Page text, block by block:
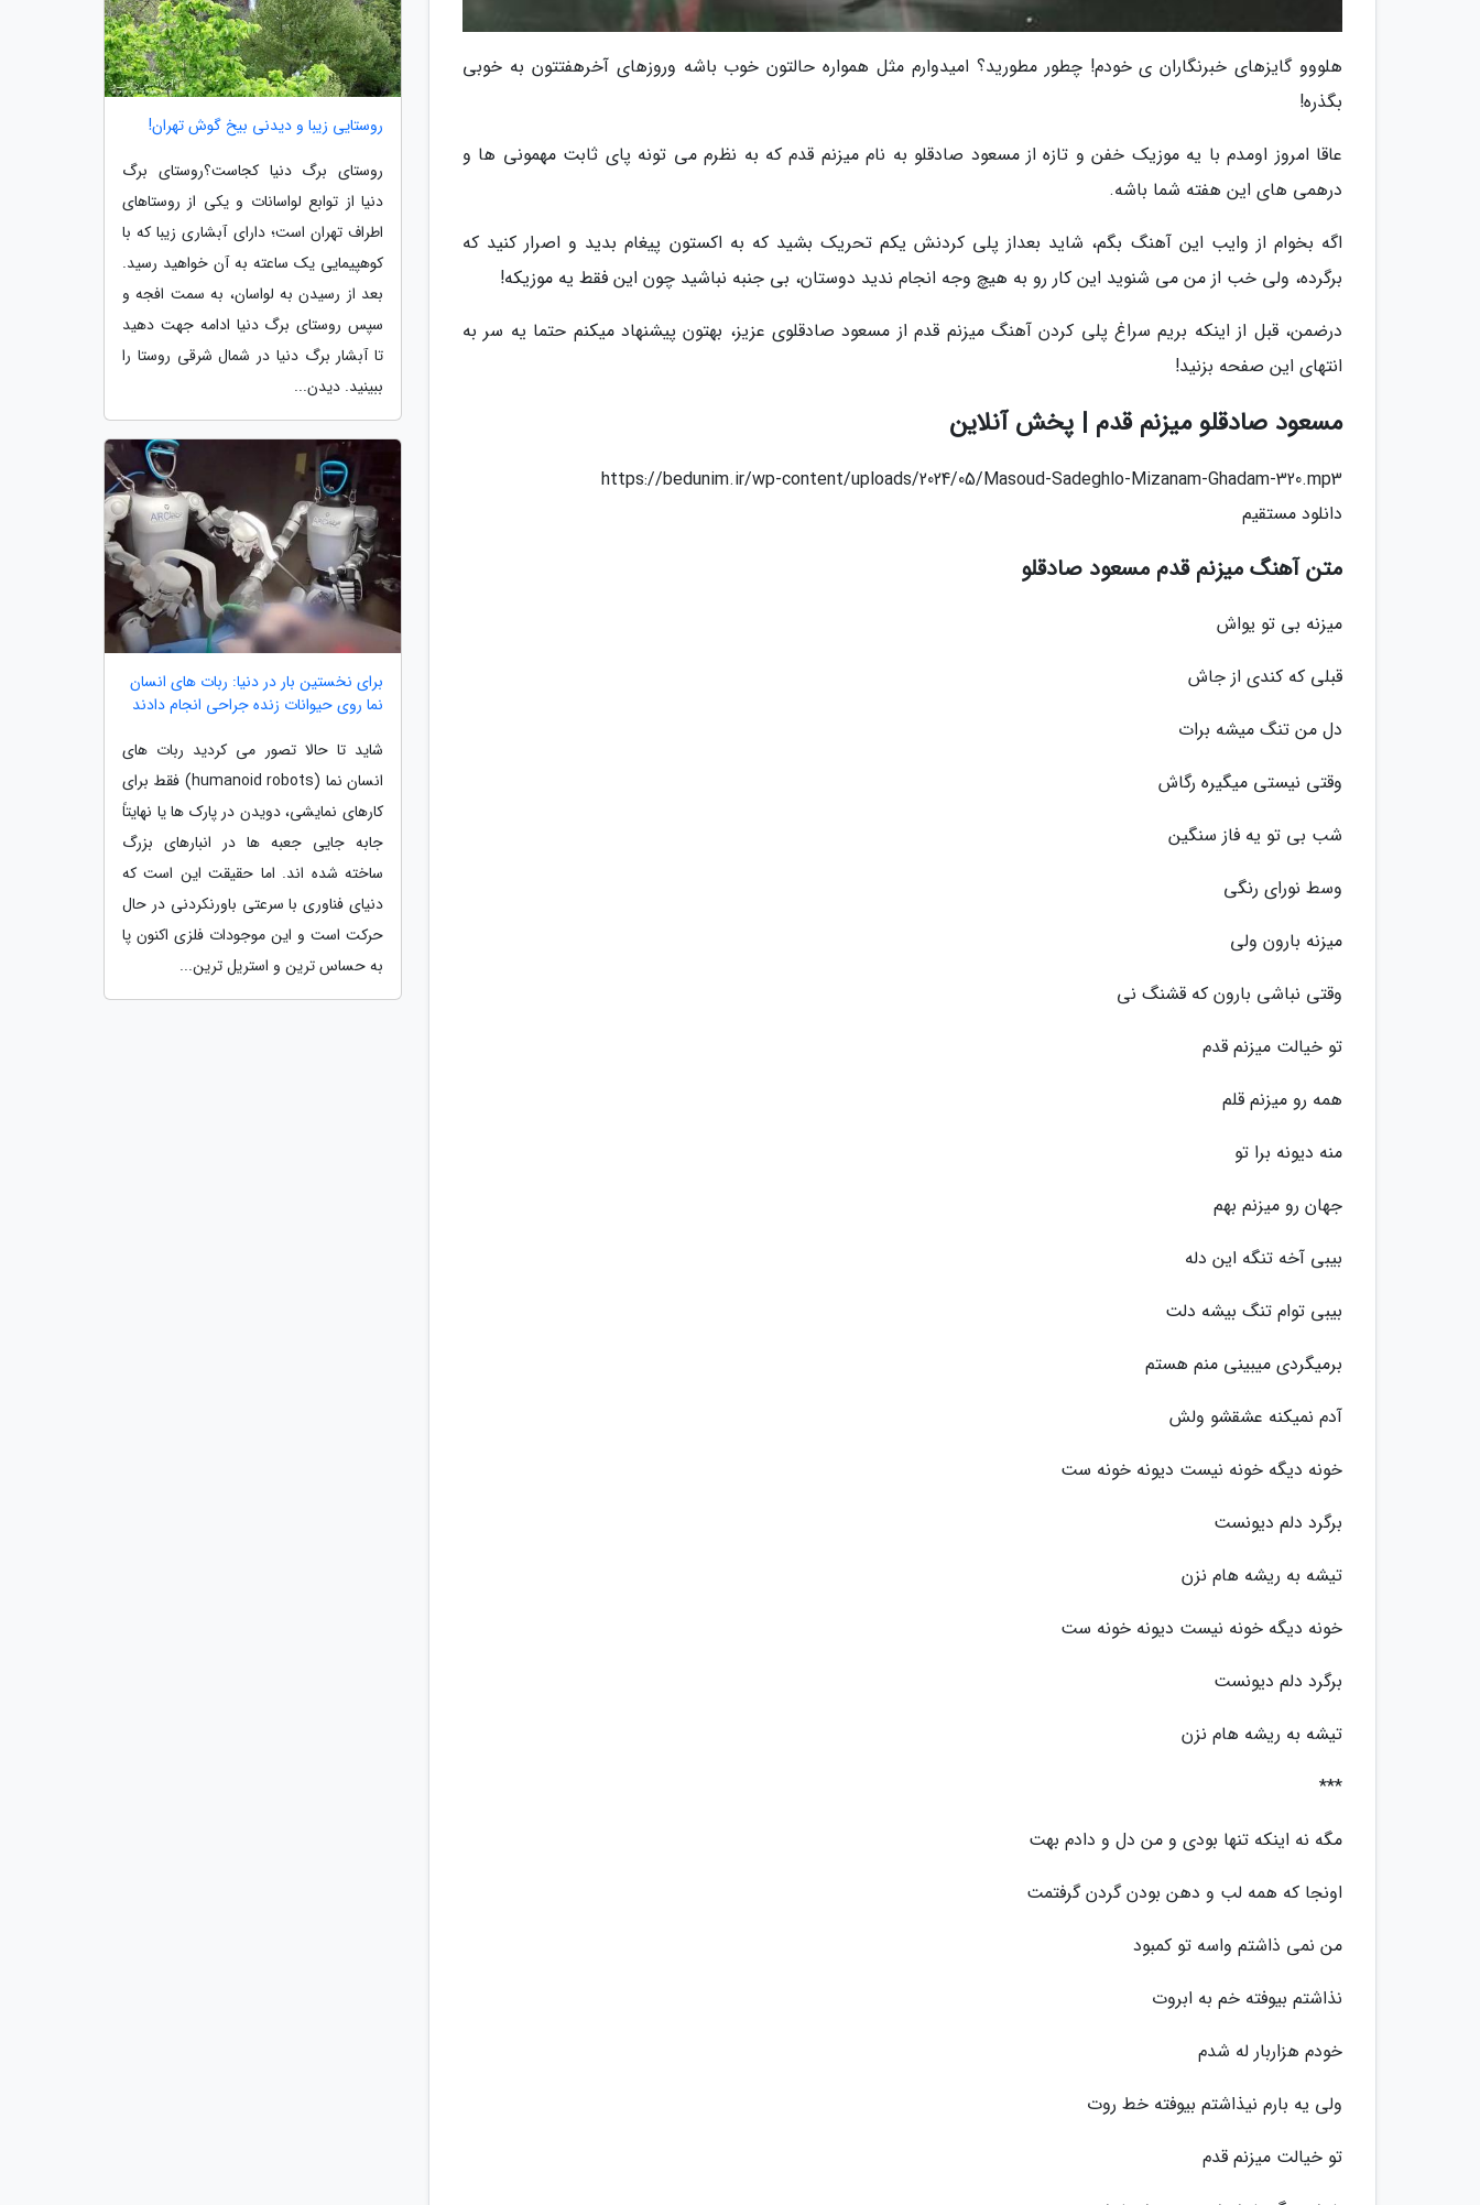
هلووو گایزهای خبرنگاران ی خودم! چطور مطورید؟ امیدوارم مثل همواره حالتون خوب باشه وروزهای آخرهفتتون به خوبی
بگذره!
عاقا امروز اومدم با یه موزیک خفن و تازه از مسعود صادقلو به نام میزنم قدم که به نظرم می تونه پای ثابت مهمونی ها و
درهمی های این هفته شما باشه.
اگه بخوام از وایب این آهنگ بگم، شاید بعداز پلی کردنش یکم تحریک بشید که به اکستون پیغام بدید و اصرار کنید که
برگرده، ولی خب از من می شنوید این کار رو به هیچ وجه انجام ندید دوستان، بی جنبه نباشید چون این فقط یه موزیکه!
درضمن، قبل از اینکه بریم سراغ پلی کردن آهنگ میزنم قدم از مسعود صادقلوی عزیز، بهتون پیشنهاد میکنم حتما یه سر به
انتهای این صفحه بزنید!
مسعود صادقلو میزنم قدم | پخش آنلاین
https://bedunim.ir/wp-content/uploads/2024/05/Masoud-Sadeghlo-Mizanam-Ghadam-320.mp3
دانلود مستقیم
متن آهنگ میزنم قدم مسعود صادقلو
میزنه بی تو یواش
قبلی که کندی از جاش
دل من تنگ میشه برات
وقتی نیستی میگیره رگاش
شب بی تو یه فاز سنگین
وسط نورای رنگی
میزنه بارون ولی
وقتی نباشی بارون که قشنگ نی
تو خیالت میزنم قدم
همه رو میزنم قلم
منه دیونه برا تو
جهان رو میزنم بهم
بیبی آخه تنگه این دله
بیبی توام تنگ بیشه دلت
برمیگردی میبینی منم هستم
آدم نمیکنه عشقشو ولش
خونه دیگه خونه نیست دیونه خونه ست
برگرد دلم دیونست
تیشه به ریشه هام نزن
خونه دیگه خونه نیست دیونه خونه ست
برگرد دلم دیونست
تیشه به ریشه هام نزن
***
مگه نه اینکه تنها بودی و من دل و دادم بهت
اونجا که همه لب و دهن بودن گردن گرفتمت
من نمی ذاشتم واسه تو کمبود
نذاشتم بیوفته خم به ابروت
خودم هزاربار له شدم
ولی یه بارم نیذاشتم بیوفته خط روت
تو خیالت میزنم قدم
روستایی زیبا و دیدنی بیخ گوش تهران!
روستای برگ دنیا کجاست؟روستای برگ
دنیا از توابع لواسانات و یکی از روستاهای
اطراف تهران است؛ دارای آبشاری زیبا که با
کوهپیمایی یک ساعته به آن خواهید رسید.
بعد از رسیدن به لواسان، به سمت افجه و
سپس روستای برگ دنیا ادامه جهت دهید
تا آبشار برگ دنیا در شمال شرقی روستا را
ببینید. دیدن...
برای نخستین بار در دنیا: ربات های انسان
نما روی حیوانات زنده جراحی انجام دادند
شاید تا حالا تصور می کردید ربات های
انسان نما (humanoid robots) فقط برای
کارهای نمایشی، دویدن در پارک ها یا نهایتاً
جابه جایی جعبه ها در انبارهای بزرگ
ساخته شده اند. اما حقیقت این است که
دنیای فناوری با سرعتی باورنکردنی در حال
حرکت است و این موجودات فلزی اکنون پا
به حساس ترین و استریل ترین...